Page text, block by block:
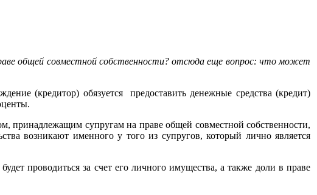
общей совместной собственности? отсюда еще вопрос: что может
(кредитор) обязуется предоставить денежные средства (кредит)
принадлежащим супругам на праве общей совместной собственности,
возникают именного у того из супругов, который лично является
проводиться за счет его личного имущества, а также доли в праве